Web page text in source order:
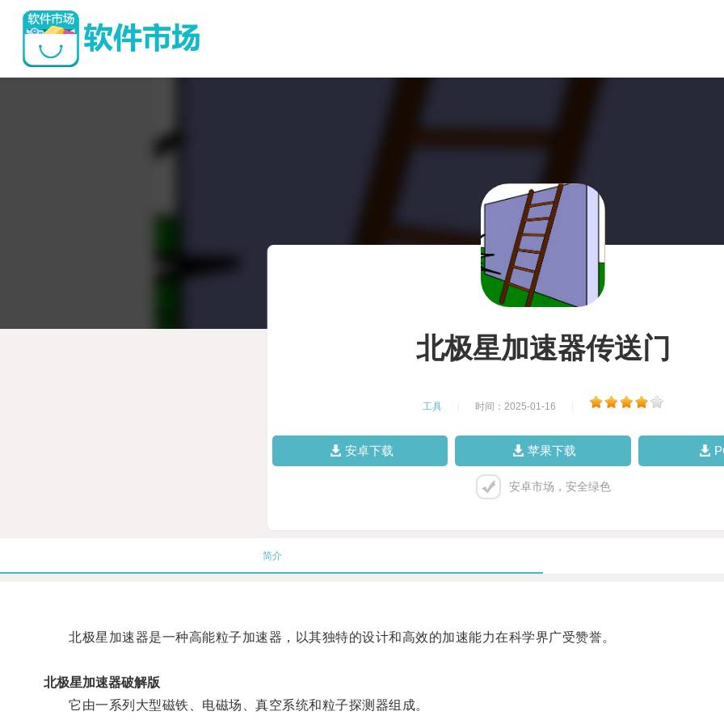
北极星加速器传送门
工具 时间：2025-01-16
安卓下载 苹果下载
安卓市场，安全绿色
简介
北极星加速器是一种高能粒子加速器，以其独特的设计和高效的加速能力在科学界广受赞誉。
北极星加速器破解版
它由一系列大型磁铁、电磁场、真空系统和粒子探测器组成。